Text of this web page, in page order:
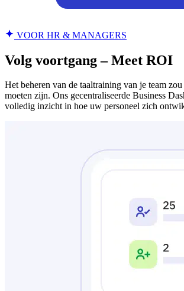
VOOR HR & MANAGERS
Volg voortgang – Meet ROI
Het beheren van de taaltraining van je team
moeten zijn. Ons gecentraliseerde Business
volledig inzicht in hoe uw personeel zich